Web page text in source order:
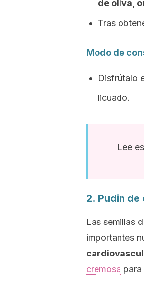
de oliva,
Tras
Modo de
Disfrútalo
licuado.
Lee
2. Pudin de
Las semillas
importantes
cremosa